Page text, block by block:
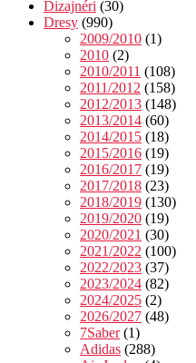
Dizajnéri (30)
Dresy (990)
2009/2010 (1)
2010 (2)
2010/2011 (108)
2011/2012 (158)
2012/2013 (148)
2013/2014 (60)
2014/2015 (18)
2015/2016 (19)
2016/2017 (19)
2017/2018 (23)
2018/2019 (130)
2019/2020 (19)
2020/2021 (30)
2021/2022 (100)
2022/2023 (37)
2023/2024 (82)
2024/2025 (2)
2026/2027 (48)
7Saber(1)
Adidas (288)